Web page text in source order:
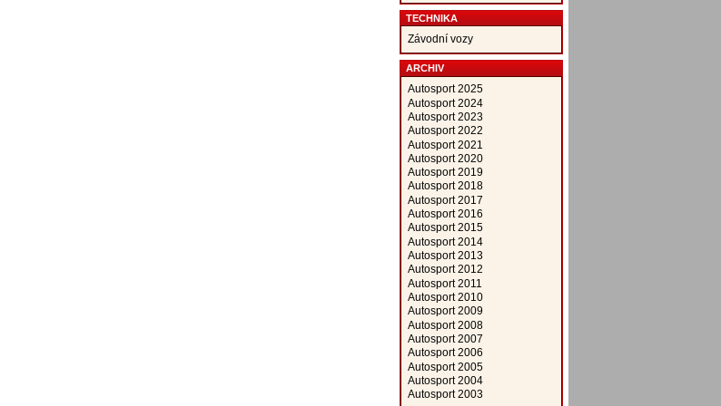
TECHNIKA
Závodní vozy
ARCHIV
Autosport 2025
Autosport 2024
Autosport 2023
Autosport 2022
Autosport 2021
Autosport 2020
Autosport 2019
Autosport 2018
Autosport 2017
Autosport 2016
Autosport 2015
Autosport 2014
Autosport 2013
Autosport 2012
Autosport 2011
Autosport 2010
Autosport 2009
Autosport 2008
Autosport 2007
Autosport 2006
Autosport 2005
Autosport 2004
Autosport 2003